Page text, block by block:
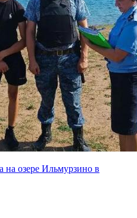
на озере Ильмурзино в